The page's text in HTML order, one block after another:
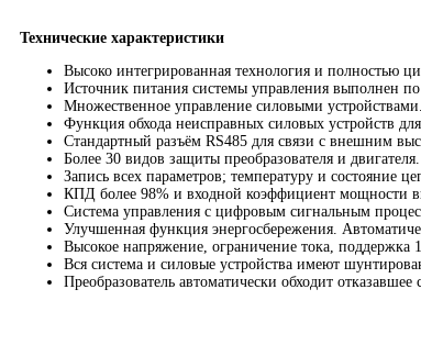
Технические характеристики
Высоко интегрированная технология и полностью
Источник питания системы управления выполнен
Множественное управление силовыми устройствами.
Функция обхода неисправных силовых устройств
Стандартный разъём RS485 для связи с внешним
Более 30 видов защиты преобразователя и двигателя.
Запись всех параметров; температуру и состояние
КПД более 98% и входной коэффициент мощности
Система управления с цифровым сигнальным
Улучшенная функция энергосбережения.
Высокое напряжение, ограничение тока,
Вся система и силовые устройства имеют
Преобразователь автоматически обходит